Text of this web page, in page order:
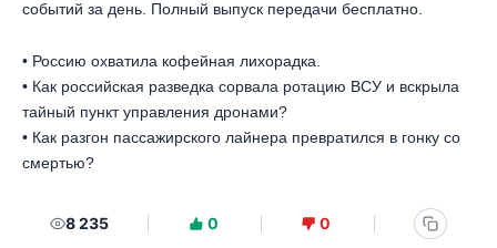
событий за день. Полный выпуск передачи бесплатно.
• Россию охватила кофейная лихорадка.
• Как российская разведка сорвала ротацию ВСУ и вскрыла
тайный пункт управления дронами?
• Как разгон пассажирского лайнера превратился в гонку со
смертью?
8 235 0 0